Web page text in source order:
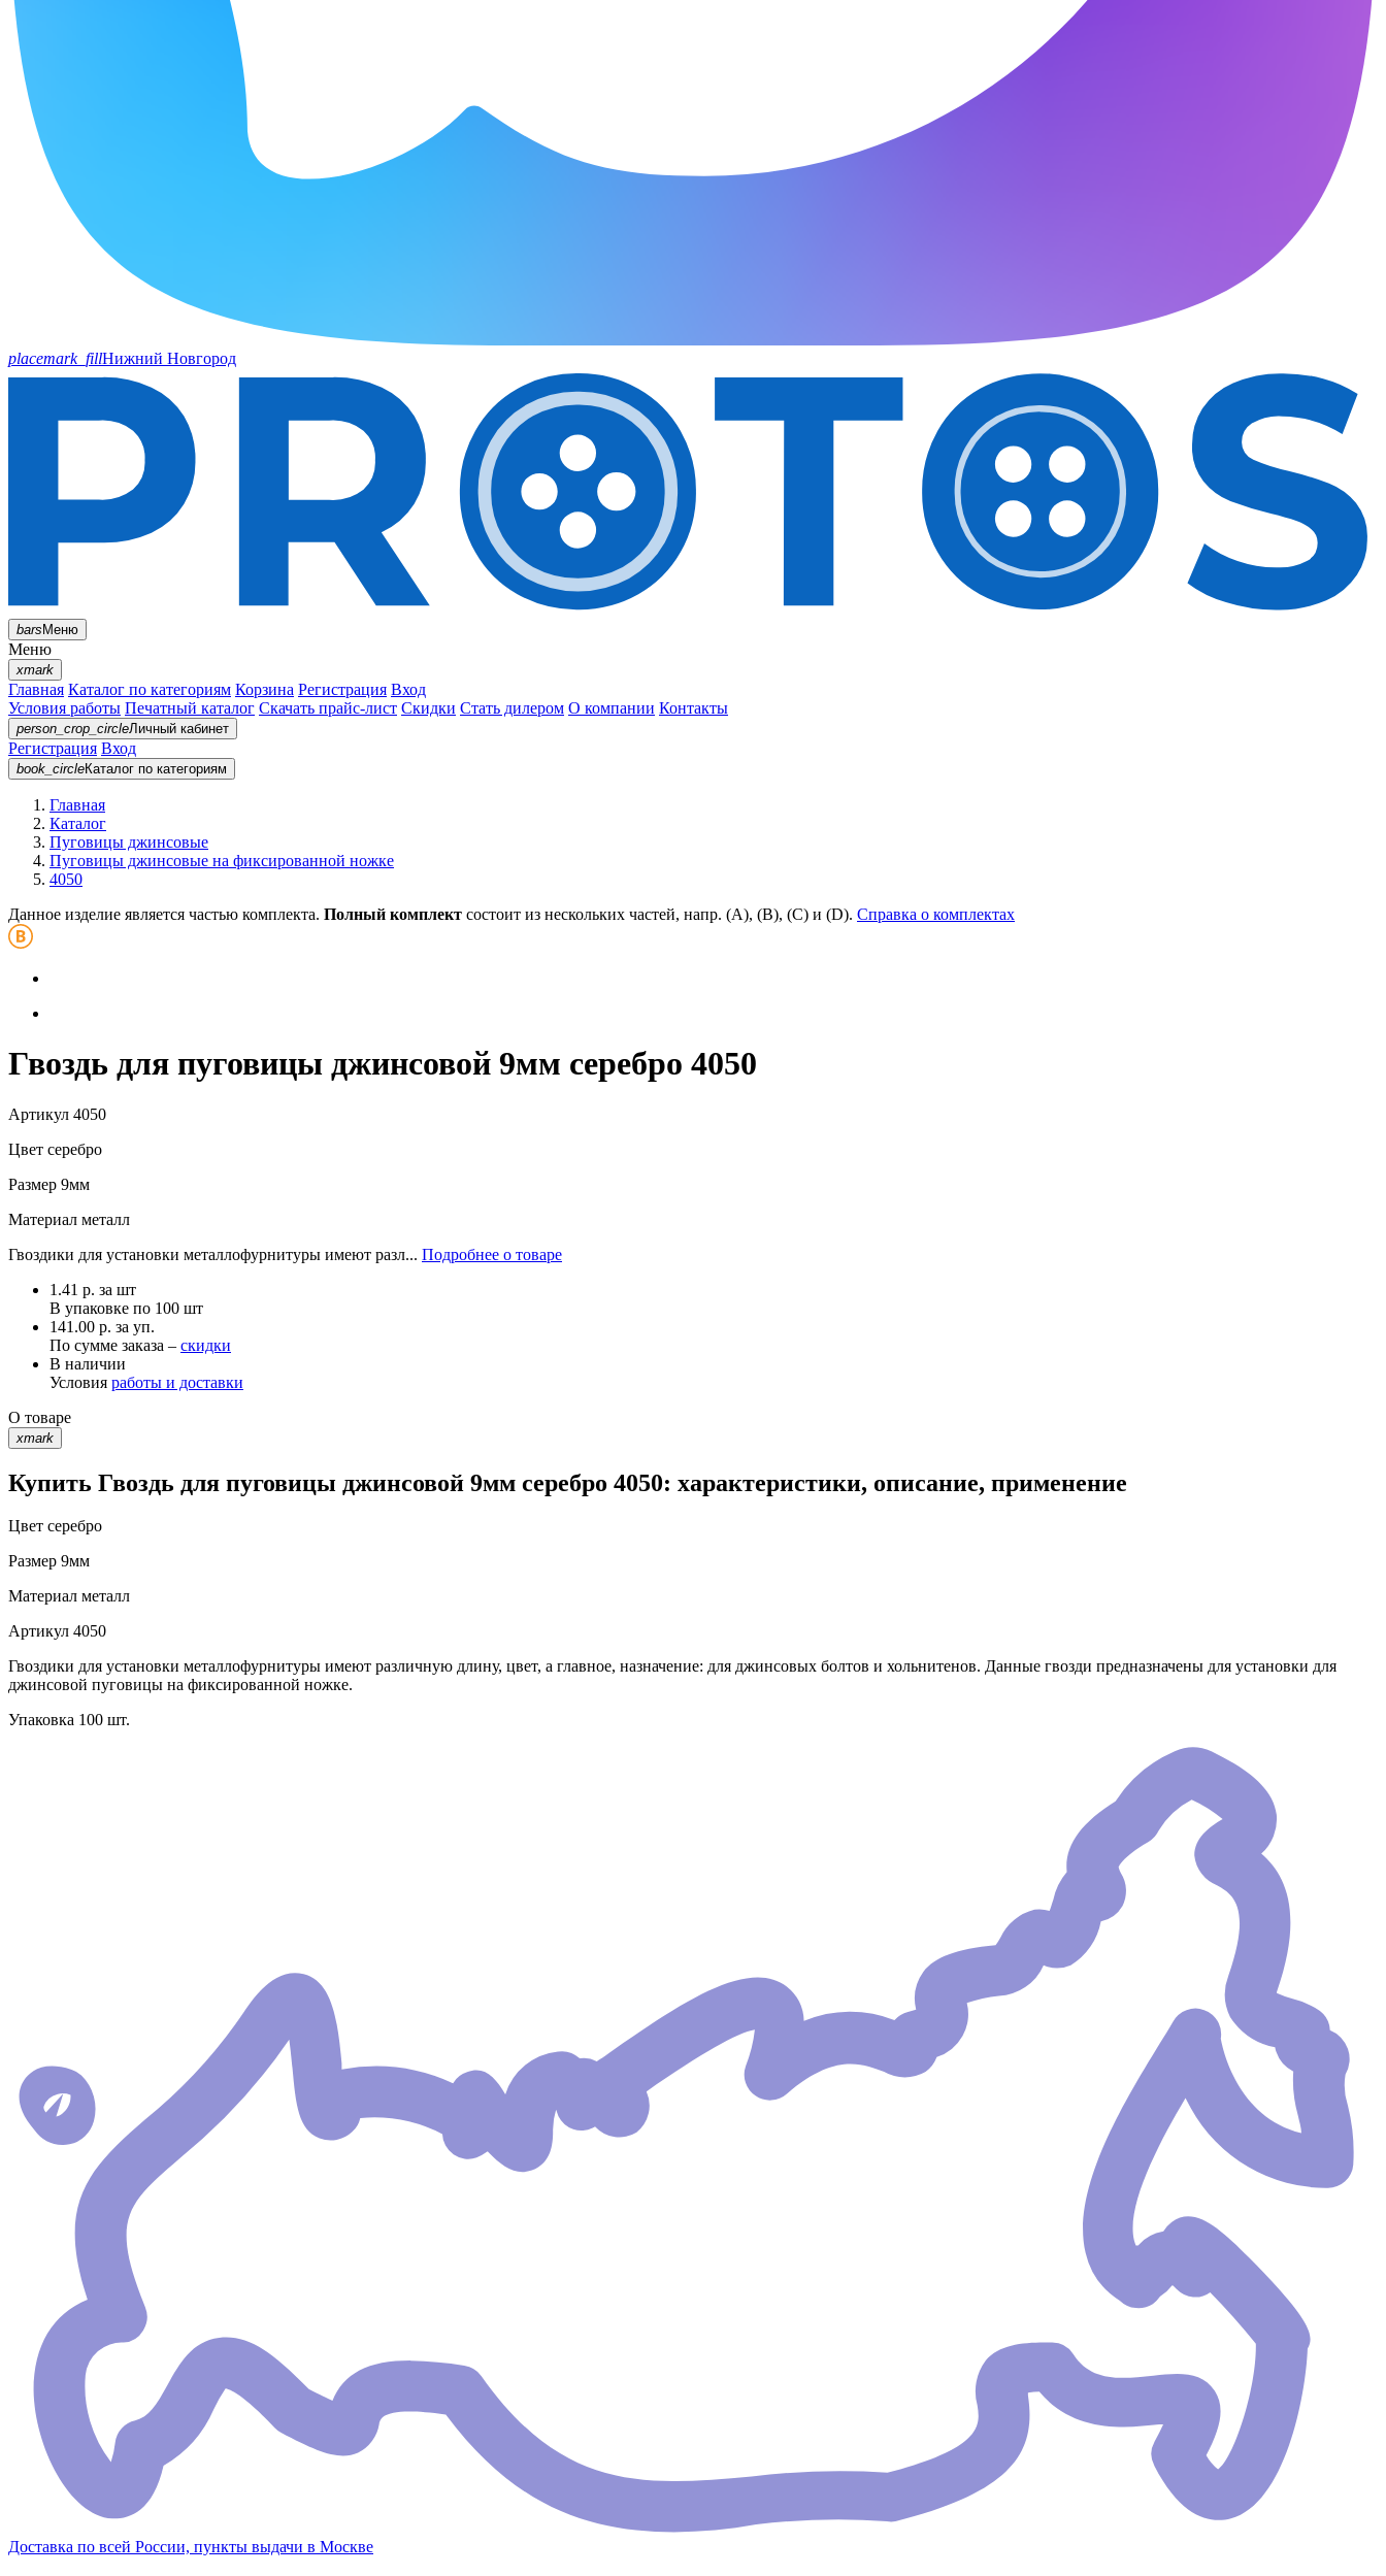
placemark_fillНижний Новгород
barsМеню
Меню
xmark
Главная Каталог по категориям Корзина Регистрация Вход
Условия работы Печатный каталог Скачать прайс-лист Скидки Стать дилером О компании Контакты
person_crop_circleЛичный кабинет
Регистрация Вход
book_circleКаталог по категориям
Главная
Каталог
Пуговицы джинсовые
Пуговицы джинсовые на фиксированной ножке
4050
Данное изделие является частью комплекта. Полный комплект состоит из нескольких частей, напр. (А), (B), (С) и (D). Справка о комплектах
Гвоздь для пуговицы джинсовой 9мм серебро 4050
Артикул 4050
Цвет серебро
Размер 9мм
Материал металл
Гвоздики для установки металлофурнитуры имеют разл... Подробнее о товаре
1.41 р. за шт
В упаковке по 100 шт
141.00 р. за уп.
По сумме заказа – скидки
В наличии
Условия работы и доставки
О товаре
xmark
Купить Гвоздь для пуговицы джинсовой 9мм серебро 4050: характеристики, описание, применение
Цвет серебро
Размер 9мм
Материал металл
Артикул 4050
Гвоздики для установки металлофурнитуры имеют различную длину, цвет, а главное, назначение: для джинсовых болтов и хольнитенов. Данные гвозди предназначены для установки для
джинсовой пуговицы на фиксированной ножке.
Упаковка 100 шт.
Доставка по всей России, пункты выдачи в Москве